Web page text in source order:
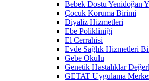
Bebek Dostu Yenidoğan
Çocuk Koruma Birimi
Diyaliz Hizmetleri
Ebe Polikliniği
El Cerrahisi
Evde Sağlık Hizmetleri
Gebe Okulu
Genetik Hastalıklar
GETAT Uygulama